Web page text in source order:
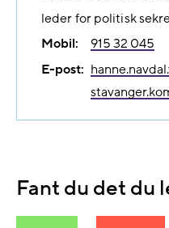
leder for politisk
Mobil:
915 32 045
E-post:
Fant du det du